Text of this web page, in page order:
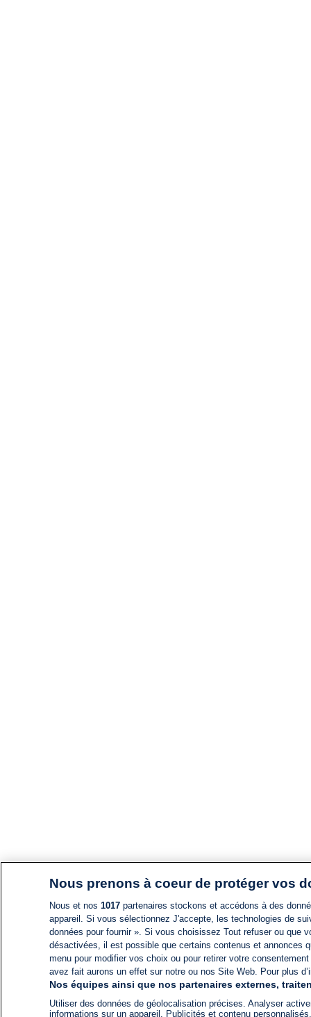
Nous prenons à coeur de protéger vos
Nous et nos 1017partenaires stockons et accédons à des
appareil. Si vous sélectionnez J'accepte, les technologies de
données pour fournir ». Si vous choisissez Tout refuser ou
désactivées, il est possible que certains contenus et annonces
menu pour modifier vos choix ou pour retirer votre
avez fait aurons un effet sur notre ou nos Site Web. Pour plus
Nos équipes ainsi que nos partenaires externes,
Utiliser des données de géolocalisation précises. Analyser
informations sur un appareil. Publicités et contenu